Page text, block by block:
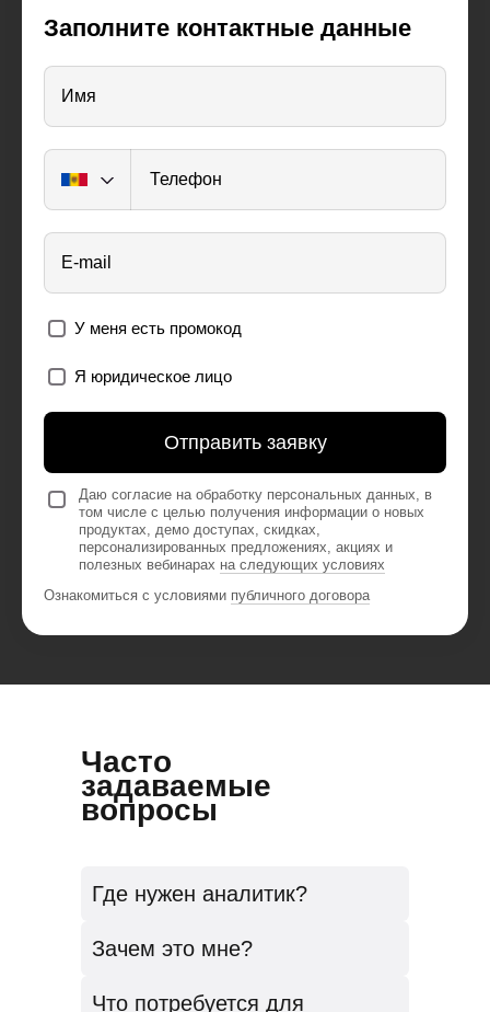
Заполните контактные данные
Имя
Телефон
E-mail
У меня есть промокод
Я юридическое лицо
Отправить заявку
Даю согласие на обработку персональных данных, в
том числе с целью получения информации о новых
продуктах, демо доступах, скидках,
персонализированных предложениях, акциях и
полезных вебинарах на следующих условиях
Ознакомиться с условиями публичного договора
Часто
задаваемые
вопросы
Где нужен аналитик?
Аналитик данных помогает бизнесу
Зачем это мне?
1. Хотите научиться анализу больших
Что потребуется для